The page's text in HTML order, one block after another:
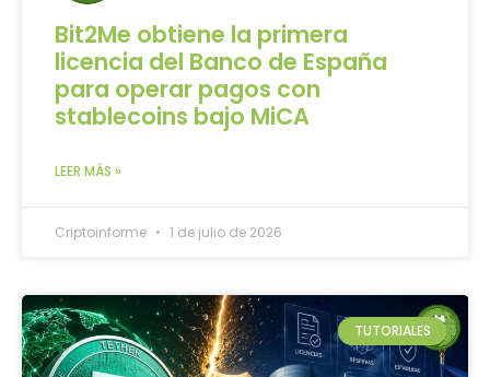
Bit2Me obtiene la primera
licencia del Banco de España
para operar pagos con
stablecoins bajo MiCA
LEER MÁS »
Criptoinforme 1 de julio de 2026
TUTORIALES